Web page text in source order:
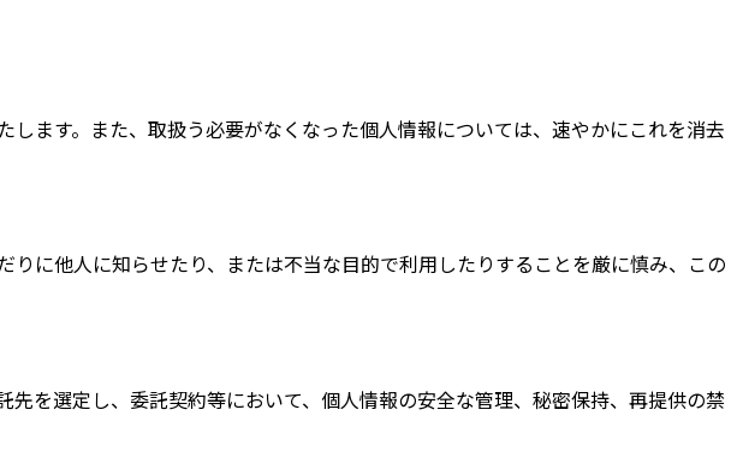
ます。また、取扱う必要がなくなった個人情報については、速やかにこれを消去
に他人に知らせたり、または不当な目的で利用したりすることを厳に慎み、この
を選定し、委託契約等において、個人情報の安全な管理、秘密保持、再提供の禁